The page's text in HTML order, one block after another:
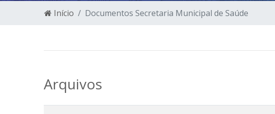
Início Documentos Secretaria Municipal de Saúde
Arquivos